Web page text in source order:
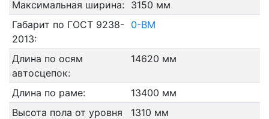
Максимальная ширина:
3150 мм
Габарит по ГОСТ 9238-
2013:
0-ВМ
Длина по осям
автосцепок:
14620 мм
Длина по раме:
13400 мм
Высота пола от уровня
1310 мм